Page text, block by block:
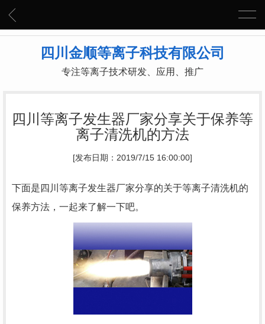
四川金顺等离子科技有限公司
专注等离子技术研发、应用、推广
四川等离子发生器厂家分享关于保养等
离子清洗机的方法
[发布日期：2019/7/15 16:00:00]
下面是四川等离子发生器厂家分享的关于等离子清洗机的
保养方法，一起来了解一下吧。